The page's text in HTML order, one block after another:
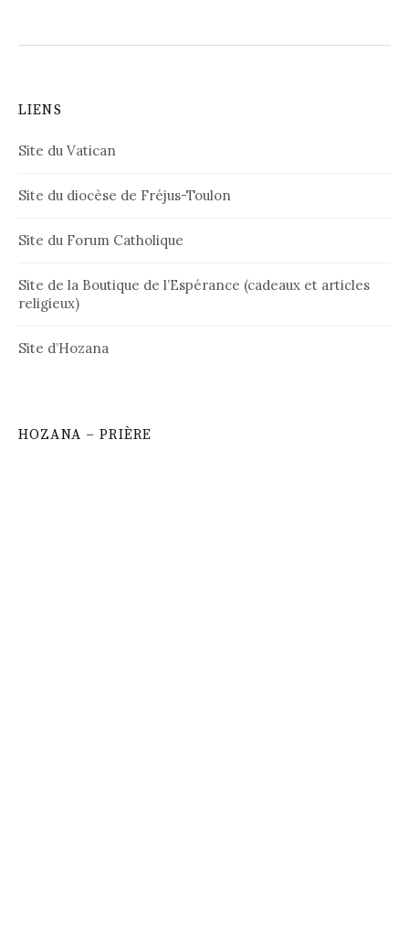
LIENS
Site du Vatican
Site du diocèse de Fréjus-Toulon
Site du Forum Catholique
Site de la Boutique de l’Espérance (cadeaux et articles
religieux)
Site d’Hozana
HOZANA – PRIÈRE